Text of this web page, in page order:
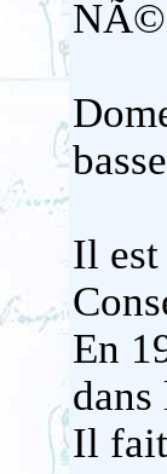
NÃ©
Il
En
Il